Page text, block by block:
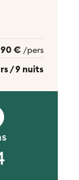
€ /pers
/ 9 nuits